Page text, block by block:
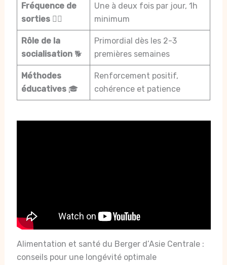
Fréquence de
sorties🚶‍♂️
Une à deux fois par jour, 1h
minimum
Rôle de la
socialisation🐕
Primordial dès les 2-3
premières semaines
Méthodes
éducatives🎓
Renforcement positif,
cohérence et patience
Alimentation et santé du Berger d’Asie Centrale :
conseils pour une longévité optimale